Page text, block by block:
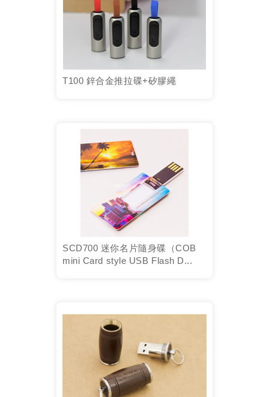
T100 鋅合金推拉碟+矽膠繩
SCD700 迷你名片隨身碟（COB
mini Card style USB Flash D...